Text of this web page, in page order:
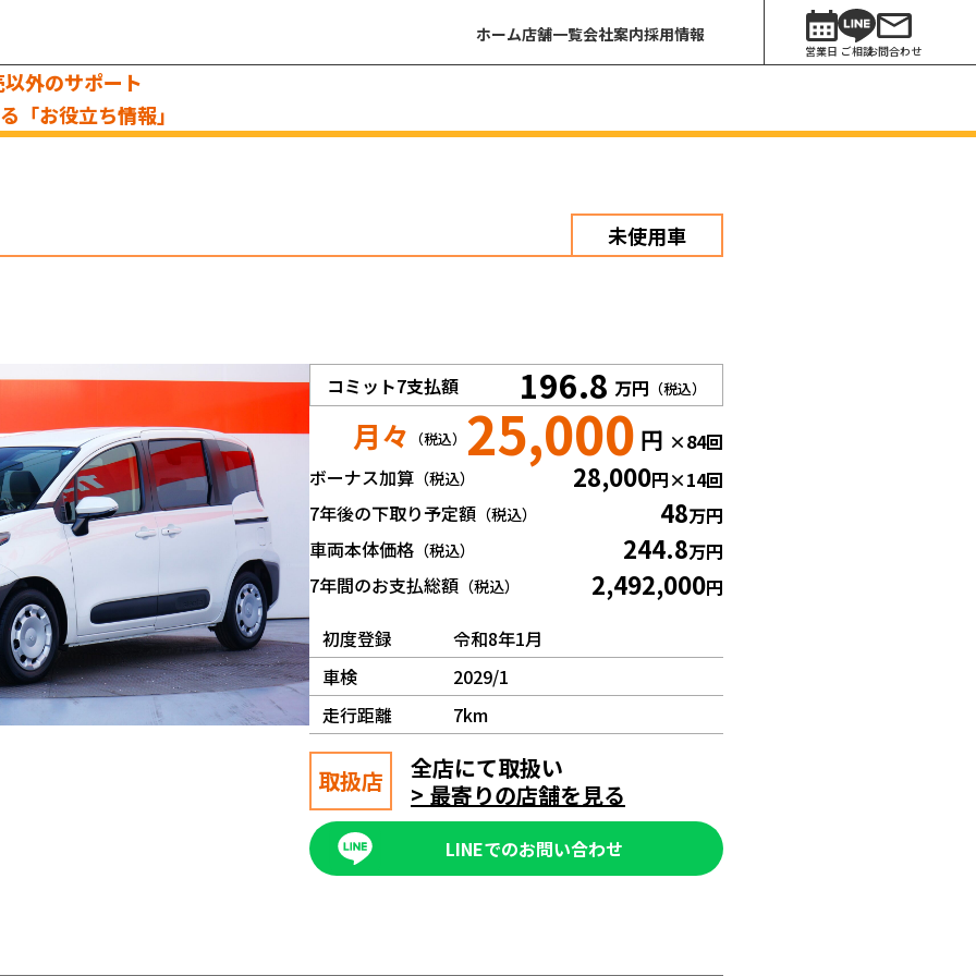
ホーム店舗一覧会社案内採用情報
営業日 ご相談お問合わせ
外のサポート
「お役立ち情報」
未使用車
コミット7支払額 196.8 万円 （税込）
月々 （税込） 25,000 円 ×84回
ボーナス加算 （税込） 28,000円×14回
7年後の下取り予定額 （税込） 48万円
車両本体価格 （税込） 244.8万円
7年間のお支払総額 （税込） 2,492,000円
初度登録
令和8年1月
車検
2029/1
走行距離
7km
取扱店
全店にて取扱い
> 最寄りの店舗を見る
LINEでのお問い合わせ